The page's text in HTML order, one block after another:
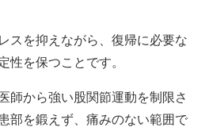
スを抑えながら、復帰に必要な
性を保つことです。
師から強い股関節運動を制限さ
部を鍛えず、痛みのない範囲で